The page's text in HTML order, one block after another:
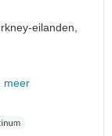
eilanden,
meer